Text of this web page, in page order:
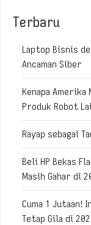
Terbaru
Laptop Bisnis
Ancaman Siber
Kenapa Amerika
Produk Robot
Rayap sebagai
Beli HP Bekas
Masih Gahar di
Cuma 1 Jutaan!
Tetap Gila di